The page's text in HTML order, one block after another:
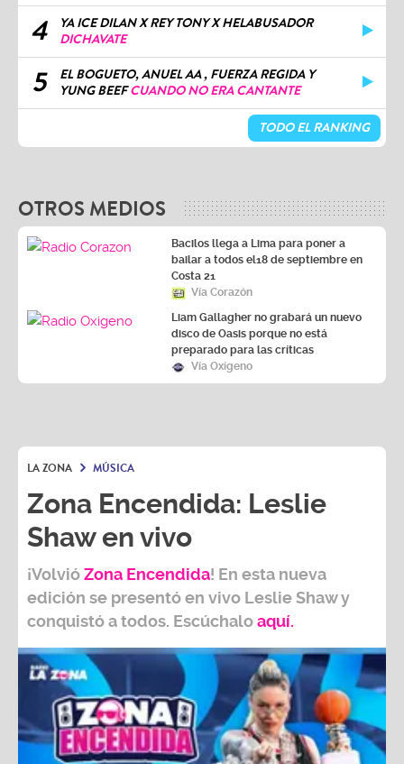
4
YA ICE DILAN X REY TONY X HELABUSADOR
DICHAVATE
5
EL BOGUETO, ANUEL AA , FUERZA REGIDA Y
YUNG BEEFCUANDO NO ERA CANTANTE
TODO EL RANKING
Bacilos llega a Lima para poner a
bailar a todos el18 de septiembre en
Costa 21
Vía Corazón
Liam Gallagher no grabará un nuevo
disco de Oasis porque no está
preparado para las críticas
Vía Oxígeno
Zona Encendida: Leslie
Shaw en vivo
¡VolvióZona Encendida
conquistó a todos. Escúchaloaquí.